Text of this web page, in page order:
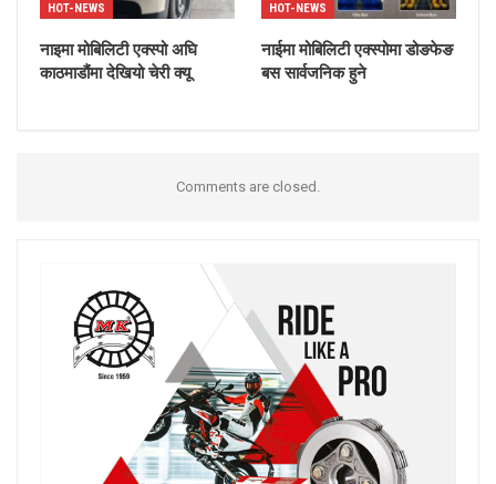
HOT-NEWS
नाइमा मोबिलिटी एक्स्पो अघि
काठमाडौंमा देखियो चेरी क्यू
HOT-NEWS
नाईमा मोबिलिटी एक्स्पोमा डोङफेङ
बस सार्वजनिक हुने
Comments are closed.